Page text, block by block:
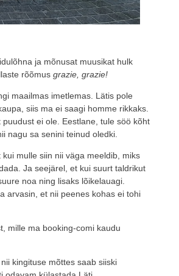
ja mõnusat muusikat hulk
rõõmus grazie, grazie!
maailmas imetlemas. Lätis pole
siis ma ei saagi homme rikkaks.
ei ole. Eestlane, tule söö kõht
nagu sa senini teinud oledki.
mulle siin nii väga meeldib, miks
Ja seejärel, et kui suurt taldrikut
noa ning lisaks lõikelauagi.
arvasin, et nii peenes kohas ei tohi
mille ma booking-comi kaudu
kingituse mõttes saab siiski